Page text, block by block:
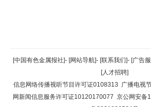
返回顶部
返回首页
[中国有色金属报社]- [网站导航]- [联系我们]- [广告
[人才招聘]
信息网络传播视听节目许可证0108313 广播电视
网新闻信息服务许可证10120170077 京公网安备